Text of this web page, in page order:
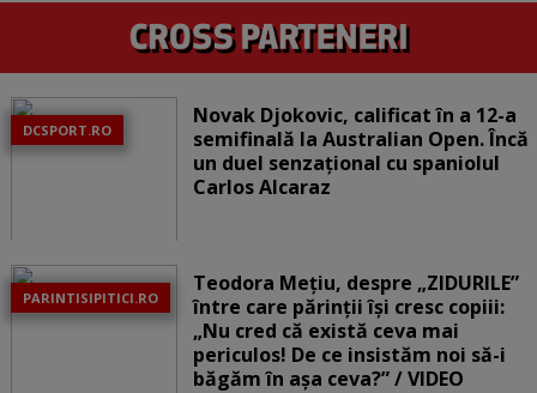
DCSPORT.RO
Novak Djokovic, calificat în a 12-a
semifinală la Australian Open. Încă
un duel senzațional cu spaniolul
Carlos Alcaraz
PARINTISIPITICI.RO
Teodora Mețiu, despre „ZIDURILE”
între care părinții își cresc copiii:
„Nu cred că există ceva mai
periculos! De ce insistăm noi să-i
băgăm în așa ceva?” / VIDEO